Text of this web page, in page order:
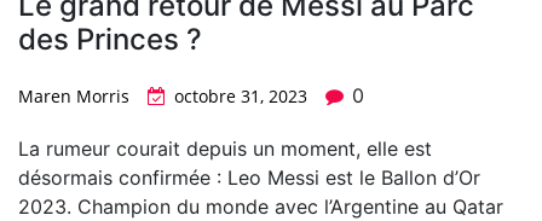
des Princes ?
Maren Morris octobre 31, 2023 0
La rumeur courait depuis un moment, elle est
désormais confirmée : Leo Messi est le Ballon d’Or
2023. Champion du monde avec l’Argentine au Qatar